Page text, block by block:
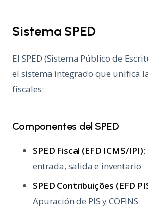
Sistema SPED
El SPED (Sistema Público de
el sistema integrado que unifica
fiscales:
Componentes del SPED
SPED Fiscal (EFD ICMS/IPI):
entrada, salida e inventario
SPED Contribuições (EFD
Apuración de PIS y COFINS